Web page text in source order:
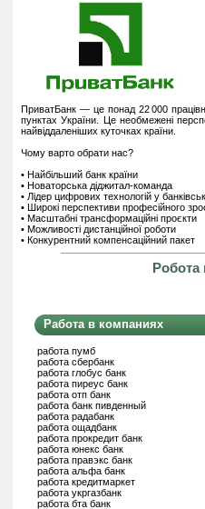
ПриватБанк — це понад 22 000
пунктах України. Це необмежені
найвіддаленіших куточках країни.
Чому варто обрати нас?
• Найбільший банк країни
• Новаторська діджитал-команда
• Лідер цифрових технологій у
• Широкі перспективи професійного
• Масштабні трансформаційні проєкти
• Можливості дистанційної роботи
• Конкурентний компенсаційний пакет
Робота
Работа в компаниях
работа пумб
работа сбербанк
работа глобус банк
работа пиреус банк
работа отп банк
работа банк пивденный
работа радабанк
работа ощадбанк
работа прокредит банк
работа юнекс банк
работа правэкс банк
работа альфа банк
работа кредитмаркет
работа укргазбанк
работа бта банк